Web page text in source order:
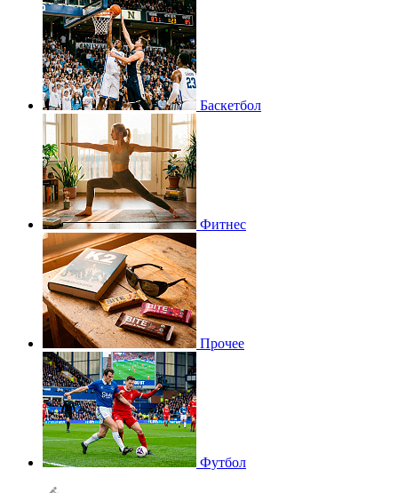
Баскетбол
Фитнес
Прочее
Футбол